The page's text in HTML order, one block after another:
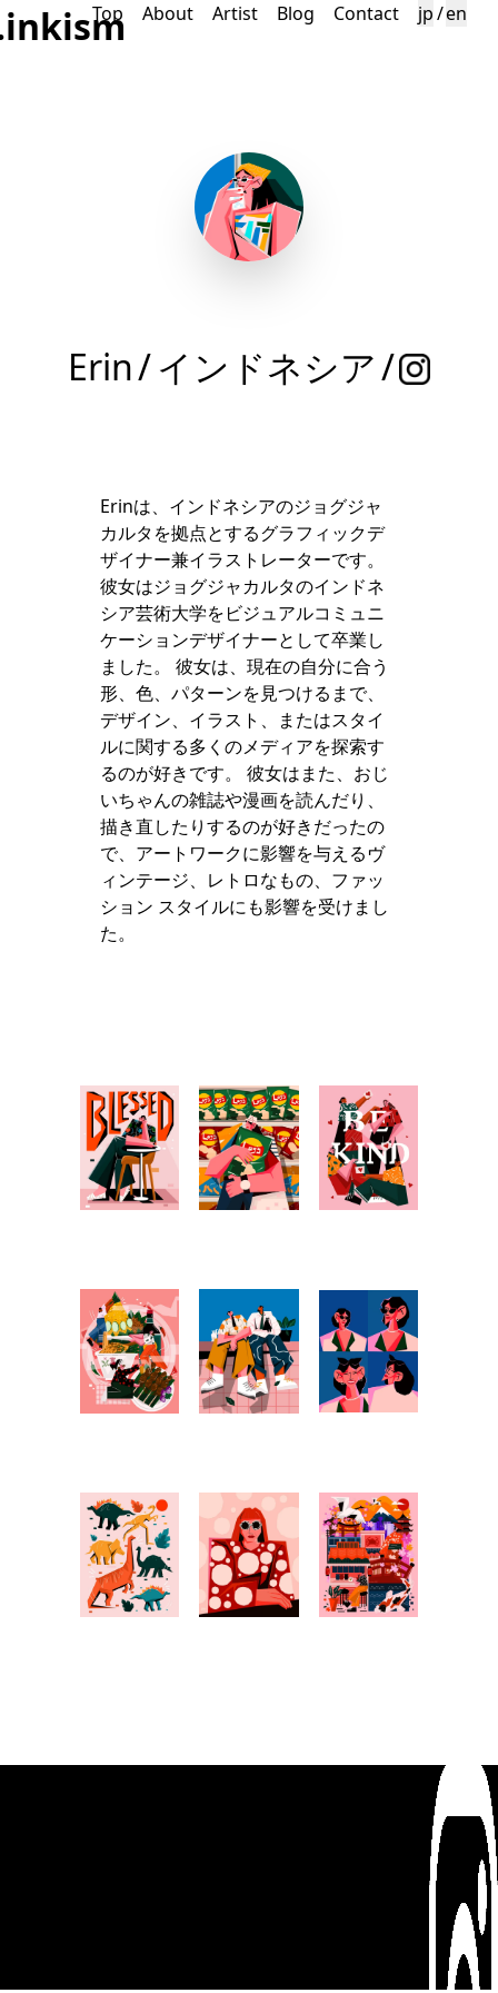
Top About Artist Blog Contact jp/en
Erin/インドネシア/
Erinは、インドネシアのジョグジャ
カルタを拠点とするグラフィックデ
ザイナー兼イラストレーターです。
彼女はジョグジャカルタのインドネ
シア芸術大学をビジュアルコミュニ
ケーションデザイナーとして卒業し
ました。 彼女は、現在の自分に合う
形、色、パターンを見つけるまで、
デザイン、イラスト、またはスタイ
ルに関する多くのメディアを探索す
るのが好きです。 彼女はまた、おじ
いちゃんの雑誌や漫画を読んだり、
描き直したりするのが好きだったの
で、アートワークに影響を与えるヴ
ィンテージ、レトロなもの、ファッ
ション スタイルにも影響を受けまし
た。